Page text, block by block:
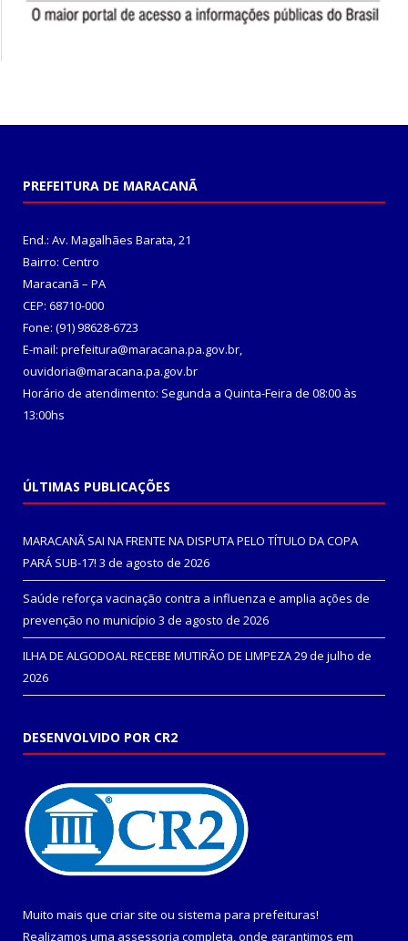
PREFEITURA DE MARACANÃ
End.: Av. Magalhães Barata, 21
Bairro: Centro
Maracanã – PA
CEP: 68710-000
Fone: (91) 98628-6723
E-mail: prefeitura@maracana.pa.gov.br,
ouvidoria@maracana.pa.gov.br
Horário de atendimento: Segunda a Quinta-Feira de 08:00 às
13:00hs
ÚLTIMAS PUBLICAÇÕES
MARACANÃ SAI NA FRENTE NA DISPUTA PELO TÍTULO DA COPA
PARÁ SUB-17! 3 de agosto de 2026
Saúde reforça vacinação contra a influenza e amplia ações de
prevenção no município 3 de agosto de 2026
ILHA DE ALGODOAL RECEBE MUTIRÃO DE LIMPEZA29 de julho de
2026
DESENVOLVIDO POR CR2
Muito mais que criar site ou sistema para prefeituras!
Realizamos uma assessoria completa, onde garantimos em